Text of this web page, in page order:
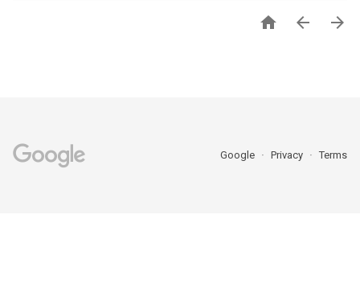
  
Google Privacy Terms